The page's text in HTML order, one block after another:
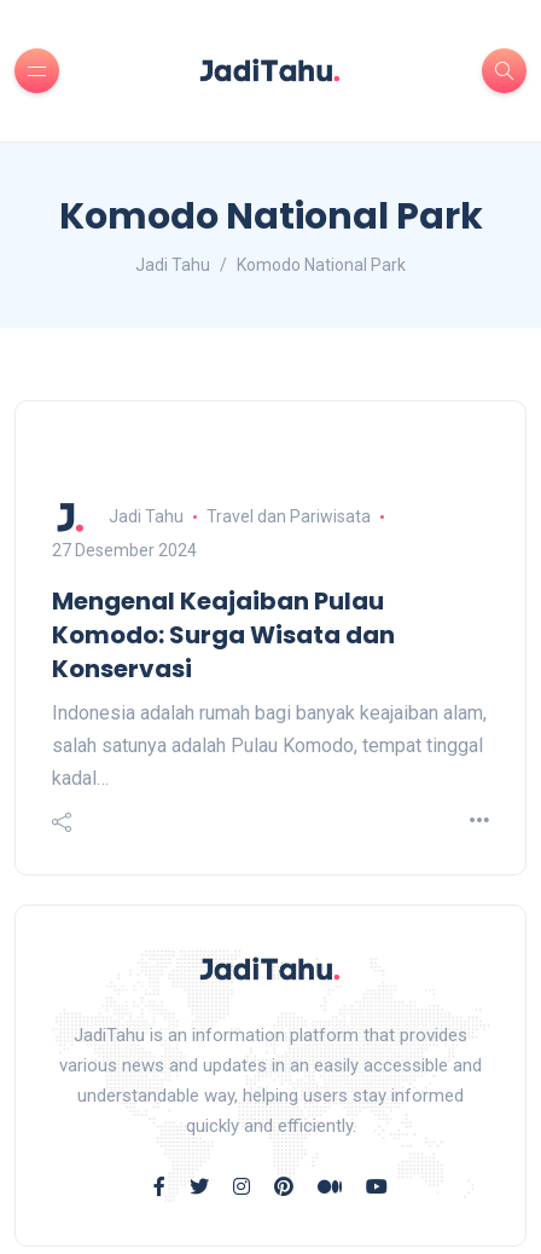
Komodo National Park
Jadi Tahu Komodo National Park
Jadi Tahu
Travel dan Pariwisata
27 Desember 2024
Mengenal Keajaiban Pulau
Komodo: Surga Wisata dan
Konservasi
Indonesia adalah rumah bagi banyak keajaiban alam,
salah satunya adalah Pulau Komodo, tempat tinggal
kadal…
JadiTahu is an information platform that provides
various news and updates in an easily accessible and
understandable way, helping users stay informed
quickly and efficiently.